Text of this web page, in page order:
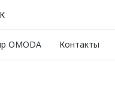
OMODA Контакты